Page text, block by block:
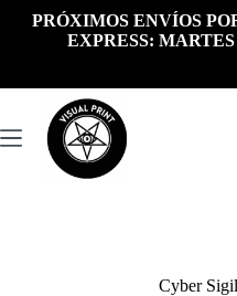
PRÓXIMOS ENVÍOS
EXPRESS:
Cyber